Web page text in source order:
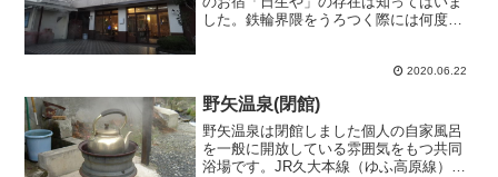
した。鉄輪界隈をうろつく際には何度も
ようという気にはなれなかったような。
2020.06.22
野矢温泉(閉館)
野矢温泉は閉館しました個人の自家風呂
を一般に開放している雰囲気をもつ共同
浴場です。JR久大本線（ゆふ高原線）・